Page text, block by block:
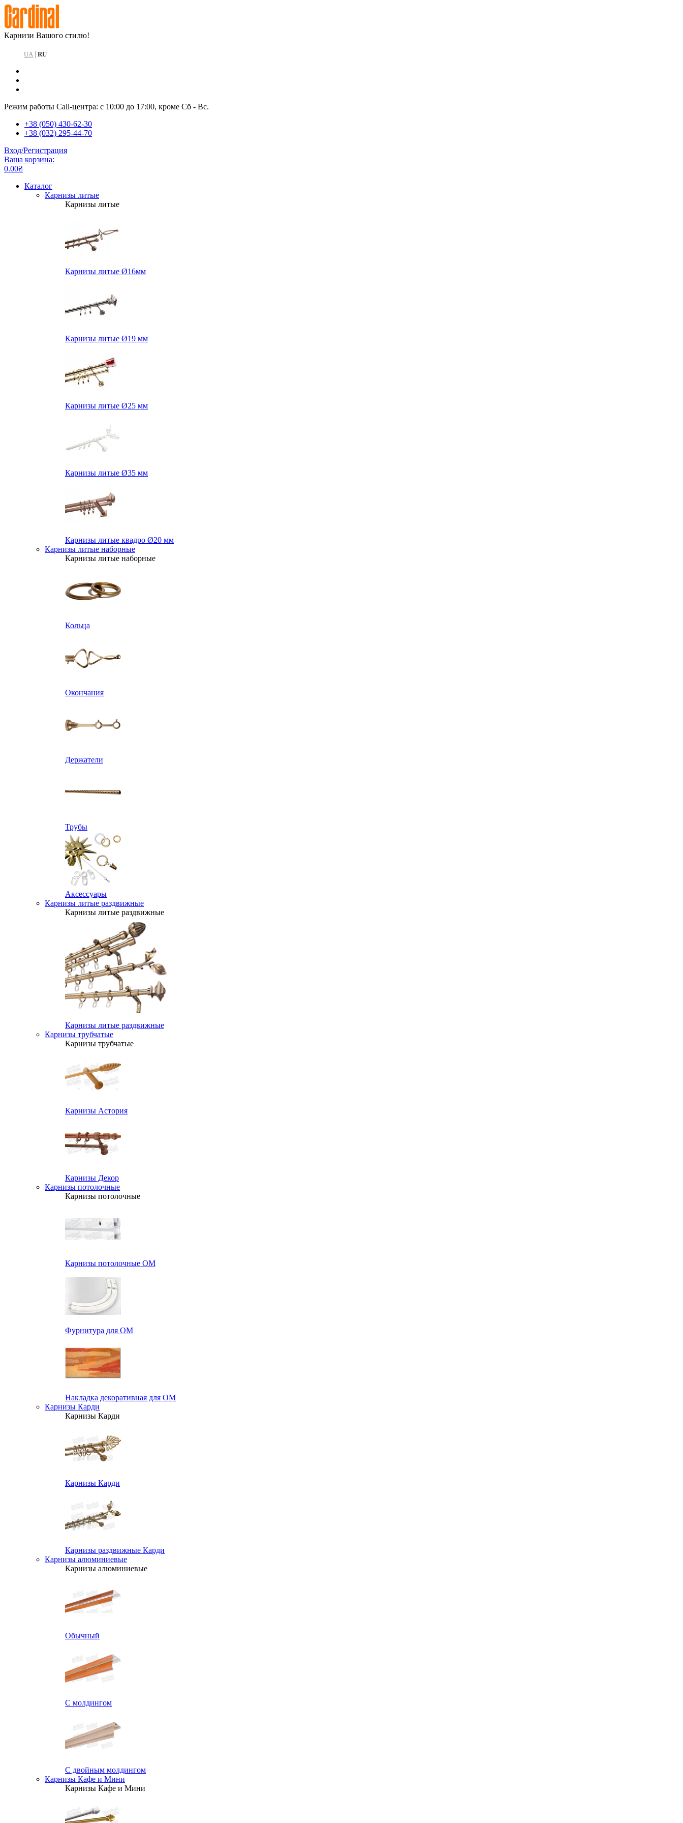
Карнизи Вашого стилю!
UA | RU
Режим работы Call-центра: с 10:00 до 17:00, кроме Сб - Вс.
+38 (050) 430-62-30
+38 (032) 295-44-70
Вход/Регистрация
Ваша корзина:
0.00₴
Каталог
Карнизы литые
Карнизы литые
Карнизы литые Ø16мм
Карнизы литые Ø19 мм
Карнизы литые Ø25 мм
Карнизы литые Ø35 мм
Карнизы литые квадро Ø20 мм
Карнизы литые наборные
Карнизы литые наборные
Кольца
Окончания
Держатели
Трубы
Аксессуары
Карнизы литые раздвижные
Карнизы литые раздвижные
Карнизы литые раздвижные
Карнизы трубчатые
Карнизы трубчатые
Карнизы Астория
Карнизы Декор
Карнизы потолочные
Карнизы потолочные
Карнизы потолочные ОМ
Фурнитура для ОМ
Накладка декоративная для ОМ
Карнизы Карди
Карнизы Карди
Карнизы Карди
Карнизы раздвижные Карди
Карнизы алюминиевые
Карнизы алюминиевые
Обычный
С молдингом
С двойным молдингом
Карнизы Кафе и Мини
Карнизы Кафе и Мини